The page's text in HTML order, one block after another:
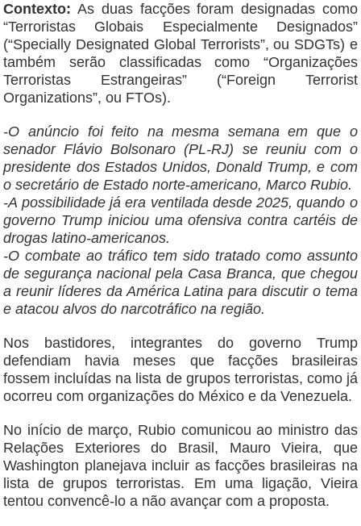
Contexto: As duas facções foram designadas como
“Terroristas Globais Especialmente Designados”
(“Specially Designated Global Terrorists”, ou SDGTs) e
também serão classificadas como “Organizações
Terroristas Estrangeiras” (“Foreign Terrorist
Organizations”, ou FTOs).
-O anúncio foi feito na mesma semana em que o
senador Flávio Bolsonaro (PL-RJ) se reuniu com o
presidente dos Estados Unidos, Donald Trump, e com
o secretário de Estado norte-americano, Marco Rubio.
-A possibilidade já era ventilada desde 2025, quando o
governo Trump iniciou uma ofensiva contra cartéis de
drogas latino-americanos.
-O combate ao tráfico tem sido tratado como assunto
de segurança nacional pela Casa Branca, que chegou
a reunir líderes da América Latina para discutir o tema
e atacou alvos do narcotráfico na região.
Nos bastidores, integrantes do governo Trump
defendiam havia meses que facções brasileiras
fossem incluídas na lista de grupos terroristas, como já
ocorreu com organizações do México e da Venezuela.
No início de março, Rubio comunicou ao ministro das
Relações Exteriores do Brasil, Mauro Vieira, que
Washington planejava incluir as facções brasileiras na
lista de grupos terroristas. Em uma ligação, Vieira
tentou convencê-lo a não avançar com a proposta.